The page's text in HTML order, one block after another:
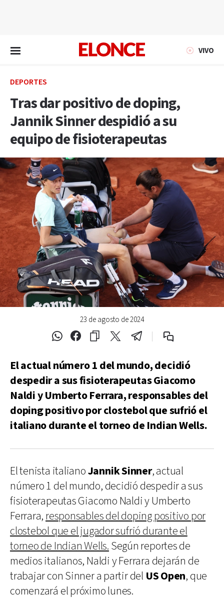
VIVO
DEPORTES
Tras dar positivo de doping,
Jannik Sinner despidió a su
equipo de fisioterapeutas
23 de agosto de 2024
El actual número 1 del mundo, decidió
despedir a sus fisioterapeutas Giacomo
Naldi y Umberto Ferrara, responsables del
doping positivo por clostebol que sufrió el
italiano durante el torneo de Indian Wells.
El tenista italianoJannik Sinner, actual
número 1 del mundo, decidió despedir a sus
fisioterapeutas Giacomo Naldi y Umberto
Ferrara, responsables del doping positivo por
clostebol que el jugador sufrió durante el
torneo de Indian Wells. Según reportes de
medios italianos, Naldi y Ferrara dejarán de
trabajar con Sinner a partir del US Open, que
comenzará el próximo lunes.